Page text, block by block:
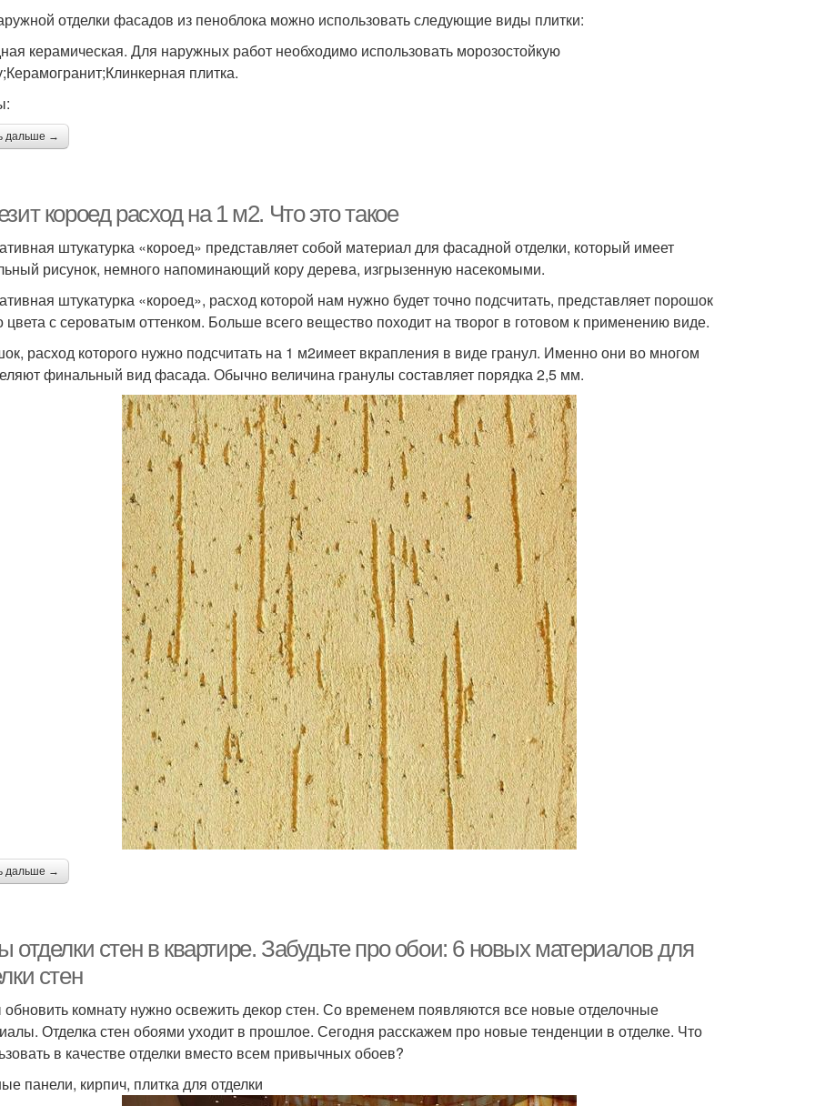
отделки фасадов из пеноблока можно использовать следующие виды плитки:
керамическая. Для наружных работ необходимо использовать морозостойкую
плитка.
дальше →
короед расход на 1 м2. Что это такое
штукатурка «короед» представляет собой материал для фасадной отделки, который имеет
рисунок, немного напоминающий кору дерева, изгрызенную насекомыми.
штукатурка «короед», расход которой нам нужно будет точно подсчитать, представляет порошок
цвета с сероватым оттенком. Больше всего вещество походит на творог в готовом к применению виде.
расход которого нужно подсчитать на 1 м2имеет вкрапления в виде гранул. Именно они во многом
финальный вид фасада. Обычно величина гранулы составляет порядка 2,5 мм.
дальше →
отделки стен в квартире. Забудьте про обои: 6 новых материалов для
стен
комнату нужно освежить декор стен. Со временем появляются все новые отделочные
Отделка стен обоями уходит в прошлое. Сегодня расскажем про новые тенденции в отделке. Что
в качестве отделки вместо всем привычных обоев?
панели, кирпич, плитка для отделки